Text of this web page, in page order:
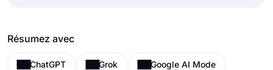
Résumez avec
ChatGPT Grok Google AI Mode